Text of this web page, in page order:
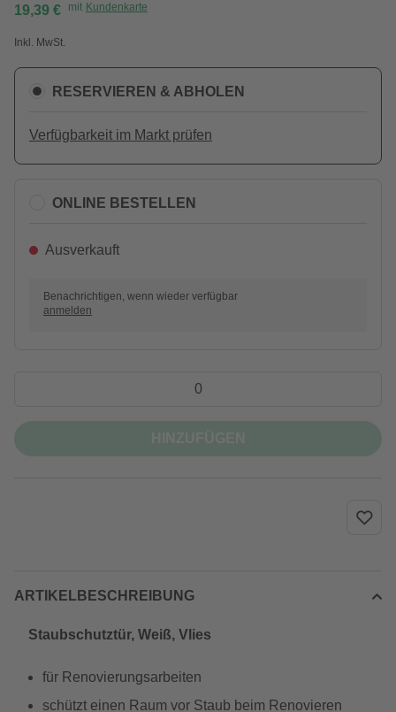
19,39 € mit Kundenkarte
Inkl. MwSt.
RESERVIEREN & ABHOLEN
Verfügbarkeit im Markt prüfen
ONLINE BESTELLEN
Ausverkauft
Benachrichtigen, wenn wieder verfügbar
anmelden
ARTIKELBESCHREIBUNG
Staubschutztür, Weiß, Vlies
für Renovierungsarbeiten
schützt einen Raum vor Staub beim Renovieren